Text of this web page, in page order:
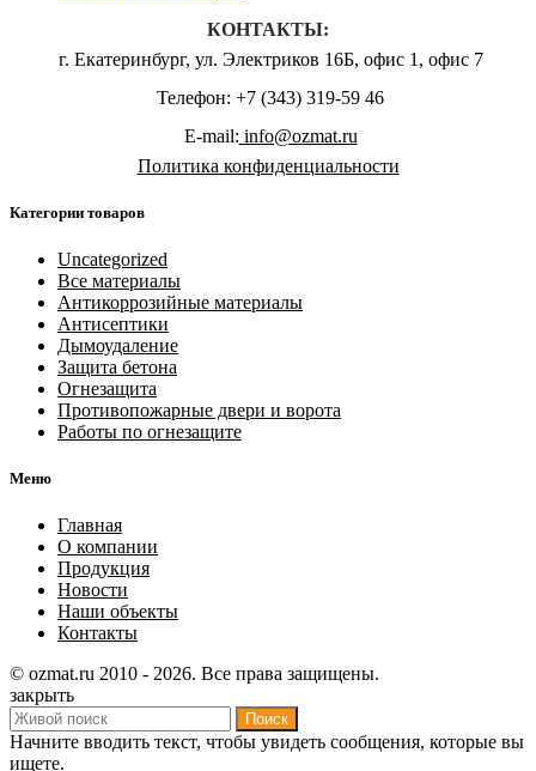
КОНТАКТЫ:
г. Екатеринбург, ул. Электриков 16Б, офис 1, офис 7
Телефон: +7 (343) 319-59 46
E-mail: info@ozmat.ru
Политика конфиденциальности
Категории товаров
Uncategorized
Все материалы
Антикоррозийные материалы
Антисептики
Дымоудаление
Защита бетона
Огнезащита
Противопожарные двери и ворота
Работы по огнезащите
Меню
Главная
О компании
Продукция
Новости
Наши объекты
Контакты
© ozmat.ru 2010 - 2026. Все права защищены.
закрыть
Поиск
Начните вводить текст, чтобы увидеть сообщения, которые вы
ищете.